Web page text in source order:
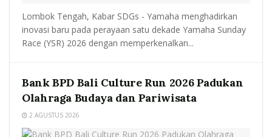
Lombok Tengah, Kabar SDGs - Yamaha menghadirkan
inovasi baru pada perayaan satu dekade Yamaha Sunday
Race (YSR) 2026 dengan memperkenalkan...
Bank BPD Bali Culture Run 2026 Padukan
Olahraga Budaya dan Pariwisata
2 AGUSTUS 2026